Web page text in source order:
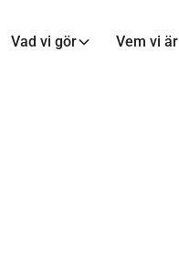
Vad vi gör Vem vi är